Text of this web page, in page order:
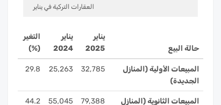
العقارات التركية في يناير
حالة البيع
يناير
2025
يناير
2024
التغير
(%)
المبيعات الأولية (المنازل
الجديدة)
32,785
25,263
29.8
المبيعات الثانوية (المنازل
79,388
55,045
44.2